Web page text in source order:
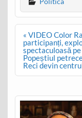
Post
navigation
« VIDEO Color
participanți,
spectaculoasă
Popeștiul
Reci devin